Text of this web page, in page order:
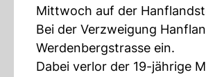
Mittwoch auf der
Bei der Verzweigung
Werdenbergstrasse ein.
Dabei verlor der 19-jährige